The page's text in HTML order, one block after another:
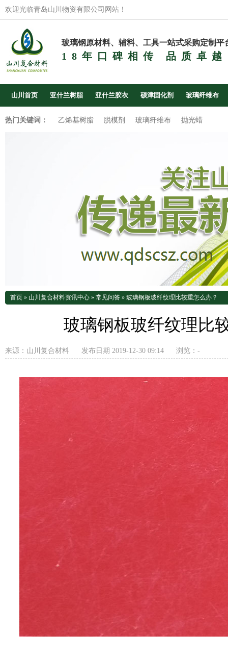
欢迎光临青岛山川物资有限公司网站！
玻璃钢原材料、辅料、工具一站式采购定制平
18年口碑相传 品质卓越
山川首页 亚什兰树脂 亚什兰胶衣 硕津固化剂 玻璃纤维布
热门关键词： 乙烯基树脂 脱模剂 玻璃纤维布 抛光蜡
首页 » 山川复合材料资讯中心 » 常见问答 » 玻璃钢板玻纤纹理比较重怎么办？
玻璃钢板玻纤纹理比
来源： 山川复合材料 发布日期 2019-12-30 09:14 浏览： -